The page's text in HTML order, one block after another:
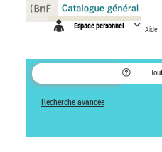
Espace personnel Aide
Tout
Recherche avancée
Panneau de gestion des cookies